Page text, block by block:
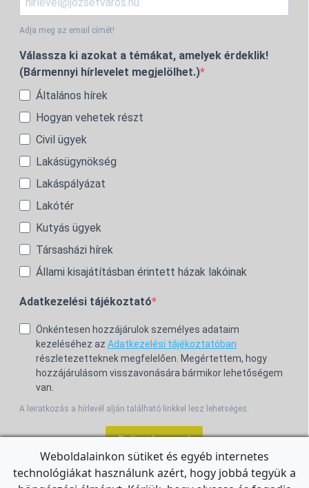
Adja meg az email címét!
Válassza ki azokat a témákat, amelyek érdeklik!
(Bármennyi hírlevelet megjelölhet.)
Általános hírek
Hogyan vehetek részt
Civil ügyek
Lakásügynökség
Lakáspályázat
Lakótér
Kutyás ügyek
Társasházi hírek
Állami kisajátításban érintett házak lakóinak
Adatkezelési tájékoztató
Önkéntesen hozzájárulok személyes adataim
kezeléséhez az Adatkezelési tájékoztatóban
részletezetteknek megfelelően. Megértettem, hogy
hozzájárulásom visszavonására bármikor lehetőségem
van.
A leiratkozás a hírlevél alján található linkkel lesz lehetséges.
Feliratkozom!
Weboldalainkon sütiket és egyéb internetes
technológiákat használunk azért, hogy jobbá tegyük a